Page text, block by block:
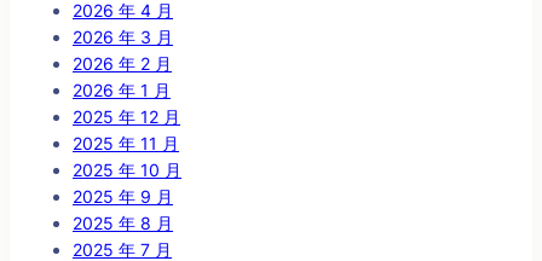
2026 年 4 月
2026 年 3 月
2026 年 2 月
2026 年 1 月
2025 年 12 月
2025 年 11 月
2025 年 10 月
2025 年 9 月
2025 年 8 月
2025 年 7 月